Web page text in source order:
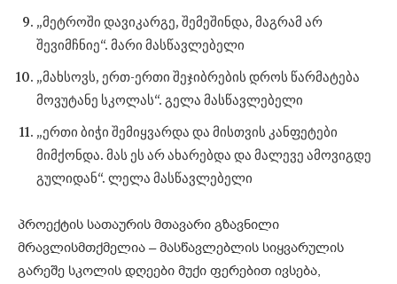
„მეტროში დავიკარგე, შემეშინდა, მაგრამ არ
შევიმჩნიე“. მარი მასწავლებელი
„მახსოვს, ერთ-ერთი შეჯიბრების დროს წარმატება
მოვუტანე სკოლას“. გელა მასწავლებელი
„ერთი ბიჭი შემიყვარდა და მისთვის კანფეტები
მიმქონდა. მას ეს არ ახარებდა და მალევე ამოვიგდე
გულიდან“. ლელა მასწავლებელი
პროექტის სათაურის მთავარი გზავნილი
მრავლისმთქმელია – მასწავლებლის სიყვარულის
გარეშე სკოლის დღეები მუქი ფერებით ივსება,